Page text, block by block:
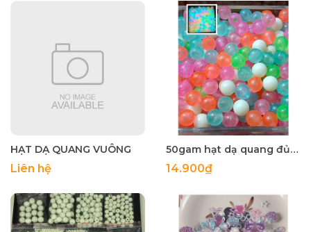
HẠT DẠ QUANG VUÔNG
Liên hệ
50gam hạt dạ quang đủ màu 6mm, 8mm, 10mm, 12mm, hạt nhựa tròn
14.900₫